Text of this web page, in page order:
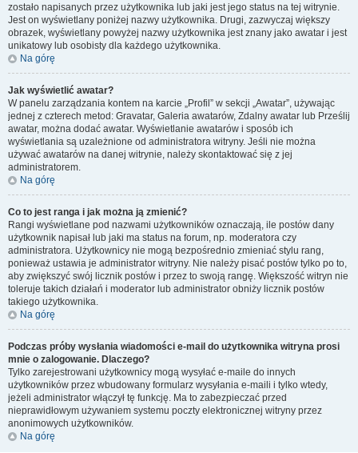
zostało napisanych przez użytkownika lub jaki jest jego status na tej witrynie.
Jest on wyświetlany poniżej nazwy użytkownika. Drugi, zazwyczaj większy
obrazek, wyświetlany powyżej nazwy użytkownika jest znany jako awatar i jest
unikatowy lub osobisty dla każdego użytkownika.
Na górę
Jak wyświetlić awatar?
W panelu zarządzania kontem na karcie „Profil” w sekcji „Awatar”, używając
jednej z czterech metod: Gravatar, Galeria awatarów, Zdalny awatar lub Prześlij
awatar, można dodać awatar. Wyświetlanie awatarów i sposób ich
wyświetlania są uzależnione od administratora witryny. Jeśli nie można
używać awatarów na danej witrynie, należy skontaktować się z jej
administratorem.
Na górę
Co to jest ranga i jak można ją zmienić?
Rangi wyświetlane pod nazwami użytkowników oznaczają, ile postów dany
użytkownik napisał lub jaki ma status na forum, np. moderatora czy
administratora. Użytkownicy nie mogą bezpośrednio zmieniać stylu rang,
ponieważ ustawia je administrator witryny. Nie należy pisać postów tylko po to,
aby zwiększyć swój licznik postów i przez to swoją rangę. Większość witryn nie
toleruje takich działań i moderator lub administrator obniży licznik postów
takiego użytkownika.
Na górę
Podczas próby wysłania wiadomości e-mail do użytkownika witryna prosi
mnie o zalogowanie. Dlaczego?
Tylko zarejestrowani użytkownicy mogą wysyłać e-maile do innych
użytkowników przez wbudowany formularz wysyłania e-maili i tylko wtedy,
jeżeli administrator włączył tę funkcję. Ma to zabezpieczać przed
nieprawidłowym używaniem systemu poczty elektronicznej witryny przez
anonimowych użytkowników.
Na górę